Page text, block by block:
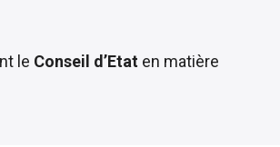
le Conseil d’Etat en matière